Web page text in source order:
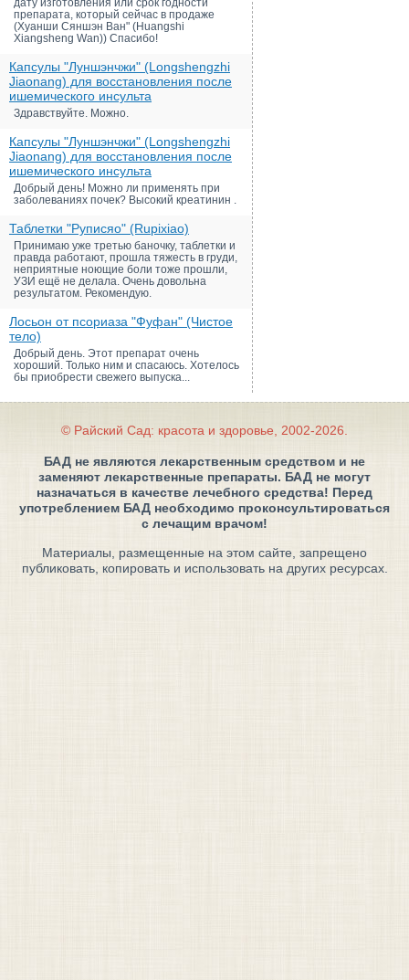
дату изготовления или срок годности
препарата, который сейчас в продаже
(Хуанши Сяншэн Ван" (Huangshi
Xiangsheng Wan)) Спасибо!
Капсулы "Луншэнчжи" (Longshengzhi
Jiaonang) для восстановления после
ишемического инсульта
Здравствуйте. Можно.
Капсулы "Луншэнчжи" (Longshengzhi
Jiaonang) для восстановления после
ишемического инсульта
Добрый день! Можно ли применять при
заболеваниях почек? Высокий креатинин .
Таблетки "Руписяо" (Rupixiao)
Принимаю уже третью баночку, таблетки и
правда работают, прошла тяжесть в груди,
неприятные ноющие боли тоже прошли,
УЗИ ещё не делала. Очень довольна
результатом. Рекомендую.
Лосьон от псориаза "Фуфан" (Чистое
тело)
Добрый день. Этот препарат очень
хороший. Только ним и спасаюсь. Хотелось
бы приобрести свежего выпуска...
© Райский Сад: красота и здоровье, 2002-2026.
БАД не являются лекарственным средством и не
заменяют лекарственные препараты. БАД не могут
назначаться в качестве лечебного средства! Перед
употреблением БАД необходимо проконсультироваться
с лечащим врачом!
Материалы, размещенные на этом сайте, запрещено
публиковать, копировать и использовать на других ресурсах.